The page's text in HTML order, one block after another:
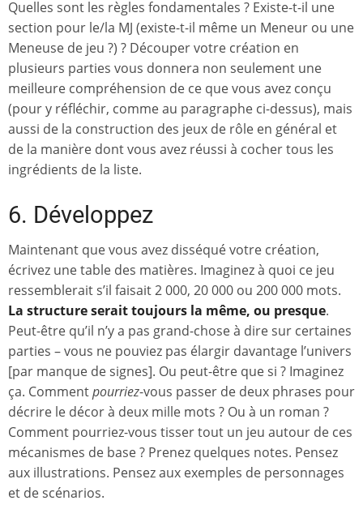
Quelles sont les règles fondamentales ? Existe-t-il une
section pour le/la MJ (existe-t-il même un Meneur ou une
Meneuse de jeu ?) ? Découper votre création en
plusieurs parties vous donnera non seulement une
meilleure compréhension de ce que vous avez conçu
(pour y réfléchir, comme au paragraphe ci-dessus), mais
aussi de la construction des jeux de rôle en général et
de la manière dont vous avez réussi à cocher tous les
ingrédients de la liste.
6. Développez
Maintenant que vous avez disséqué votre création,
écrivez une table des matières. Imaginez à quoi ce jeu
ressemblerait s’il faisait 2 000, 20 000 ou 200 000 mots.
La structure serait toujours la même, ou presque.
Peut-être qu’il n’y a pas grand-chose à dire sur certaines
parties – vous ne pouviez pas élargir davantage l’univers
[par manque de signes]. Ou peut-être que si ? Imaginez
ça. Commentpourriez-vous passer de deux phrases pour
décrire le décor à deux mille mots ? Ou à un roman ?
Comment pourriez-vous tisser tout un jeu autour de ces
mécanismes de base ? Prenez quelques notes. Pensez
aux illustrations. Pensez aux exemples de personnages
et de scénarios.